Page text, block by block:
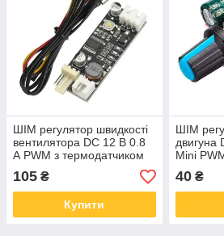
ШІМ регулятор швидкості
вентилятора DC 12 В 0.8
А PWM з термодатчиком
105 ₴
Купити
ШІМ
двигуна
Mini
100%
40₴